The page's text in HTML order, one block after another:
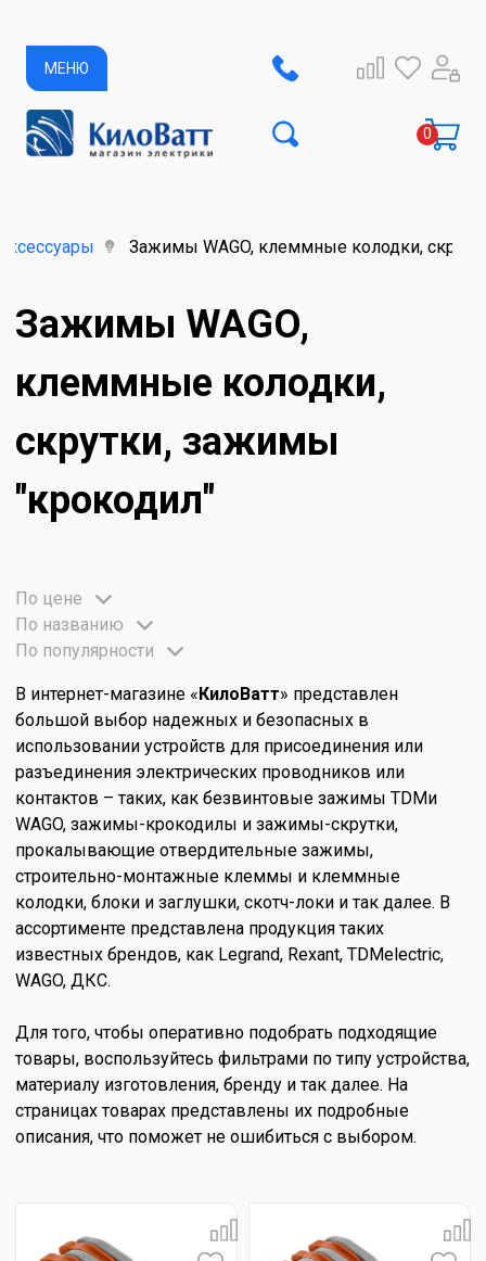
МЕНЮ
Зажимы WAGO, клеммные колодки,
Зажимы WAGO,
клеммные колодки,
скрутки, зажимы
"крокодил"
По цене
По названию
По популярности
В интернет-магазине «КилоВатт» представлен
большой выбор надежных и безопасных в
использовании устройств для присоединения или
разъединения электрических проводников или
контактов – таких, как безвинтовые зажимы TDMи
WAGO, зажимы-крокодилы и зажимы-скрутки,
прокалывающие отвердительные зажимы,
строительно-монтажные клеммы и клеммные
колодки, блоки и заглушки, скотч-локи и так далее. В
ассортименте представлена продукция таких
известных брендов, как Legrand, Rexant, TDMelectric,
WAGO, ДКС.
Для того, чтобы оперативно подобрать подходящие
товары, воспользуйтесь фильтрами по типу устройства,
материалу изготовления, бренду и так далее. На
страницах товарах представлены их подробные
описания, что поможет не ошибиться с выбором.